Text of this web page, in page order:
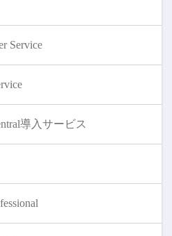
Service
導入サービス